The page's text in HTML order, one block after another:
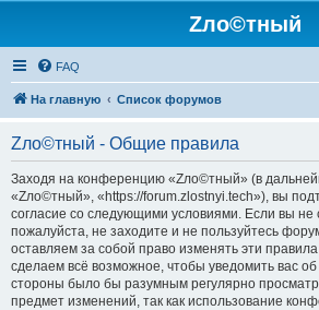
Zло©тный
FAQ
На главную Список форумов
Zло©тный - Общие правила
Заходя на конференцию «Zло©тный» (в
«Zло©тный», «https://forum.zlostnyi.tech»), вы
согласие со следующими условиями. Если вы не
пожалуйста, не заходите и не пользуйтесь
оставляем за собой право изменять эти
сделаем всё возможное, чтобы уведомить вас
стороны было бы разумным регулярно
предмет изменений, так как использование